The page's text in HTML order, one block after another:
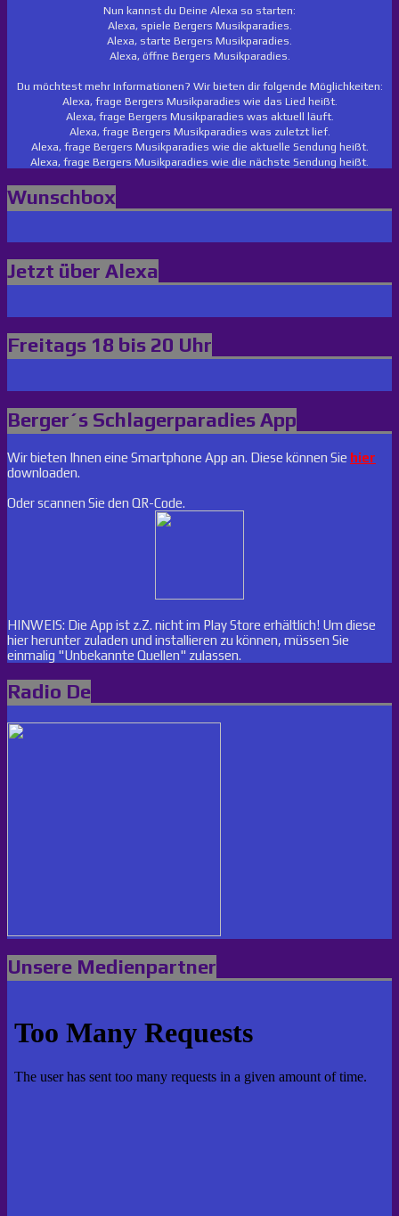
Nun kannst du Deine Alexa so starten:
Alexa, spiele Bergers Musikparadies.
Alexa, starte Bergers Musikparadies.
Alexa, öffne Bergers Musikparadies.
Du möchtest mehr Informationen? Wir bieten dir folgende Möglichkeiten:
Alexa, frage Bergers Musikparadies wie das Lied heißt.
Alexa, frage Bergers Musikparadies was aktuell läuft.
Alexa, frage Bergers Musikparadies was zuletzt lief.
Alexa, frage Bergers Musikparadies wie die aktuelle Sendung heißt.
Alexa, frage Bergers Musikparadies wie die nächste Sendung heißt.
Wunschbox
Jetzt über Alexa
Freitags 18 bis 20 Uhr
Berger´s Schlagerparadies App
Wir bieten Ihnen eine Smartphone App an. Diese können Sie hier
downloaden.
Oder scannen Sie den QR-Code.
HINWEIS: Die App ist z.Z. nicht im Play Store erhältlich! Um diese
hier herunter zuladen und installieren zu können, müssen Sie
einmalig "Unbekannte Quellen" zulassen.
Radio De
Unsere Medienpartner